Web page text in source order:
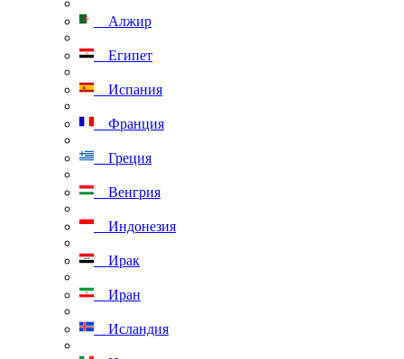
Алжир
Египет
Испания
Франция
Греция
Венгрия
Индонезия
Ирак
Иран
Исландия